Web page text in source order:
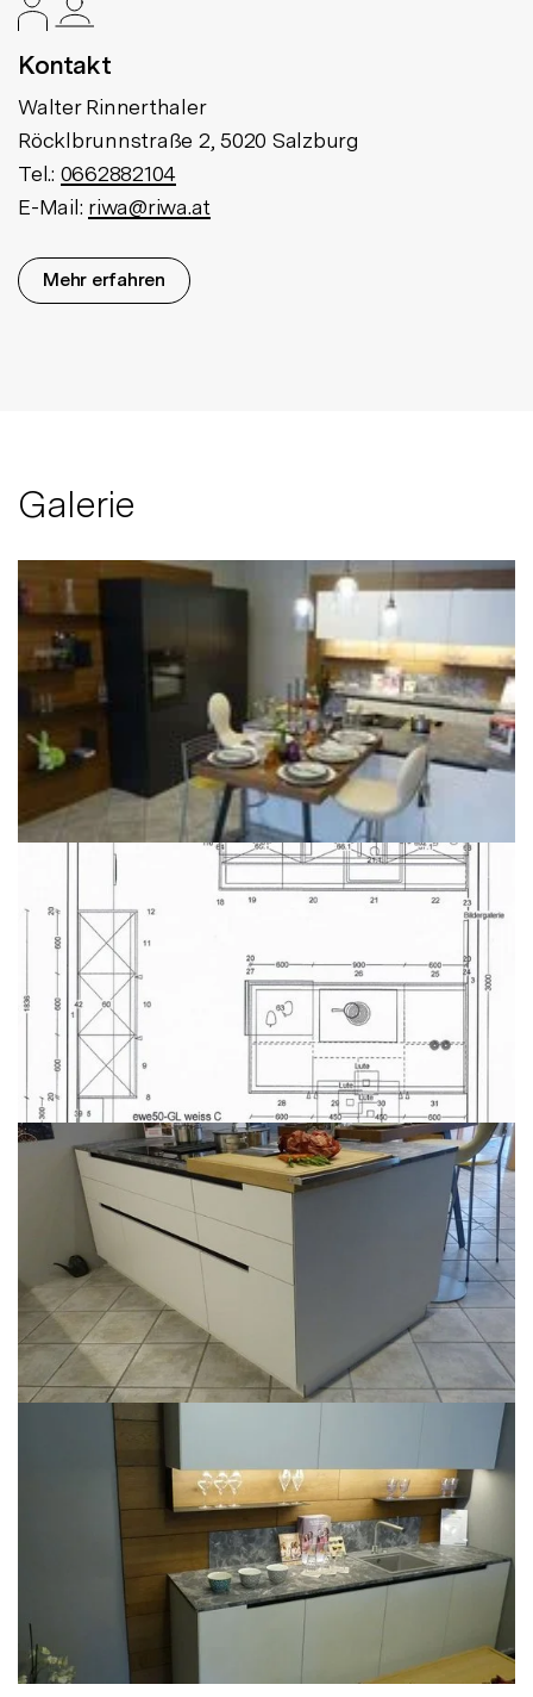
Kontakt
Walter Rinnerthaler
Röcklbrunnstraße 2, 5020 Salzburg
Tel.: 0662882104
E-Mail: riwa@riwa.at
Mehr erfahren
Galerie